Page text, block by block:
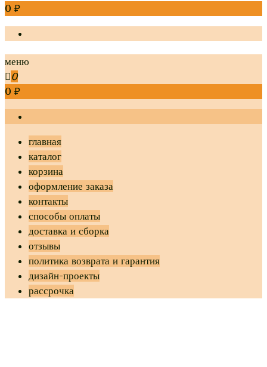
0 ₽
меню
0
0 ₽
главная
каталог
корзина
оформление заказа
контакты
способы оплаты
доставка и сборка
отзывы
политика возврата и гарантия
дизайн-проекты
рассрочка